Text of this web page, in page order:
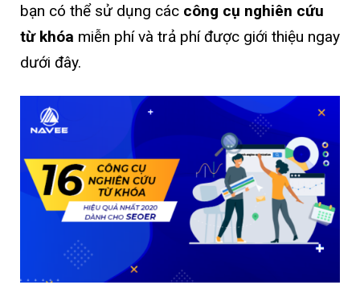
bạn có thể sử dụng các công cụ nghiên cứu
từ khóa miễn phí và trả phí được giới thiệu ngay
dưới đây.